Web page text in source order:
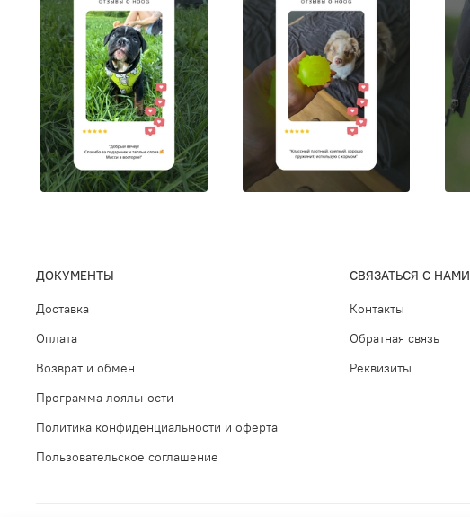
ДОКУМЕНТЫ
Доставка
Оплата
Возврат и обмен
Программа лояльности
Политика конфиденциальности и оферта
Пользовательское соглашение
СВЯЗАТЬСЯ С НАМИ
Контакты
Обратная связь
Реквизиты